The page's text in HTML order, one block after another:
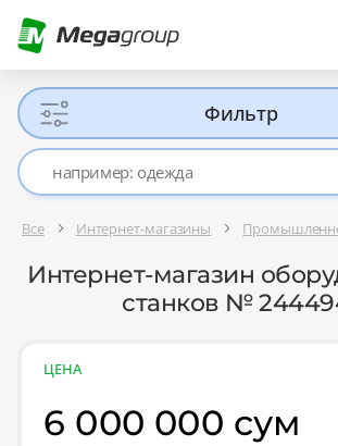
Фильтр
Все Интернет-магазины
Интернет-магазин
станков №
ЦЕНА
6 000 000 сум